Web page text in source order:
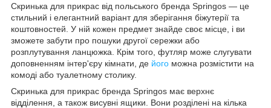
Скринька для прикрас від польського бренда Springos — це
стильний і елегантний варіант для зберігання біжутерії та
коштовностей. У ній кожен предмет знайде своє місце, і ви
зможете забути про пошуки другої сережки або
розплутування ланцюжка. Крім того, футляр може слугувати
доповненням інтер'єру кімнати, де його можна розмістити на
комоді або туалетному столику.
Скринька для прикрас бренда Springos має верхнє
відділення, а також висувні ящики. Вони розділені на кілька